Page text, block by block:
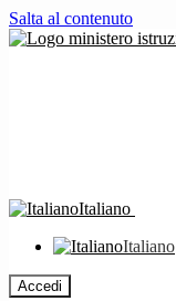
Salta al contenuto
Italiano
Italiano
Accedi